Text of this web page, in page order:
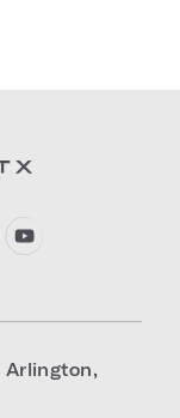
Arlington,